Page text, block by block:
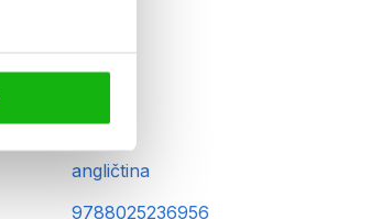
angličtina
9788025236956